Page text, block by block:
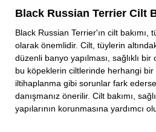
Black Russian Terrier Cilt
Black Russian Terrier'ın cilt bakımı,
olarak önemlidir. Cilt, tüylerin
düzenli banyo yapılması, sağlıklı bir
bu köpeklerin ciltlerinde herhangi bir
iltihaplanma gibi sorunlar fark
danışmanız önerilir. Cilt bakımı,
yapılarının korunmasına yardımcı